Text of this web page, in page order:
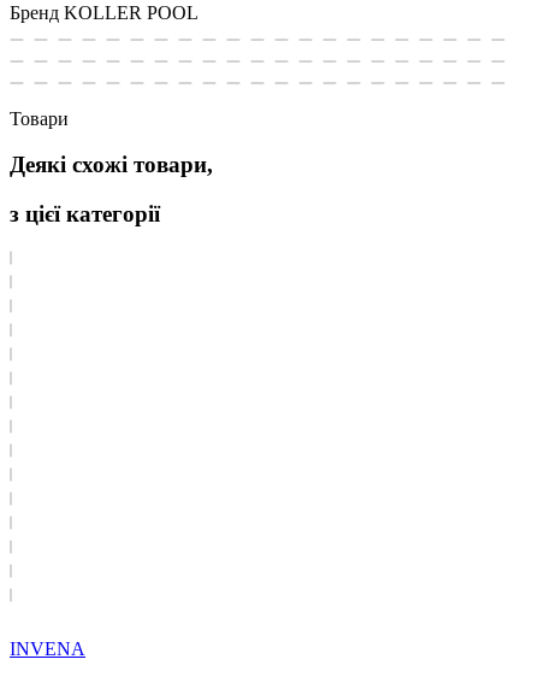
Бренд KOLLER POOL
Товари
Деякі схожі товари,
з цієї категорії
INVENA